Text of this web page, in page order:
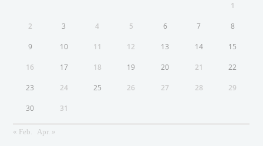
1
2 3 4 5 6 7 8
9 10 11 12 13 14 15
16 17 18 19 20 21 22
23 24 25 26 27 28 29
30 31
« Feb. Apr. »